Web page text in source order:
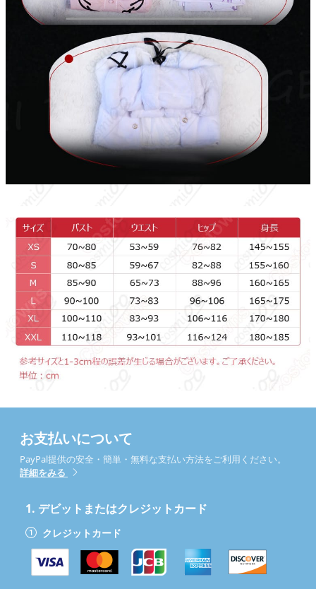
お支払いについて
PayPal提供の安全・簡単・無料な支払い方法をご利用ください。
詳細をみる
1. デビットまたはクレジットカード
クレジットカード